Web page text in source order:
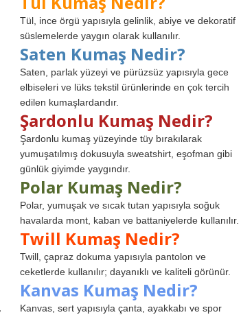
Tül, ince örgü yapısıyla gelinlik, abiye ve dekoratif
süslemelerde yaygın olarak kullanılır.
Saten Kumaş Nedir?
Saten, parlak yüzeyi ve pürüzsüz yapısıyla gece
elbiseleri ve lüks tekstil ürünlerinde en çok tercih
edilen kumaşlardandır.
Şardonlu Kumaş Nedir?
Şardonlu kumaş yüzeyinde tüy bırakılarak
yumuşatılmış dokusuyla sweatshirt, eşofman gibi
günlük giyimde yaygındır.
Polar Kumaş Nedir?
Polar, yumuşak ve sıcak tutan yapısıyla soğuk
havalarda mont, kaban ve battaniyelerde kullanılır.
Twill Kumaş Nedir?
Twill, çapraz dokuma yapısıyla pantolon ve
ceketlerde kullanılır; dayanıklı ve kaliteli görünür.
Kanvas Kumaş Nedir?
Kanvas, sert yapısıyla çanta, ayakkabı ve spor